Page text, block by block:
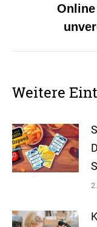
Weitere